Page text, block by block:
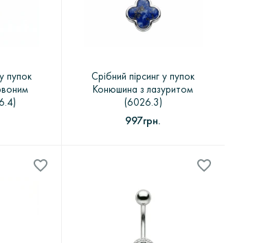
пупок
Срібний пірсинг у пупок
Конюшина з лазуритом
(6026.3)
997грн.